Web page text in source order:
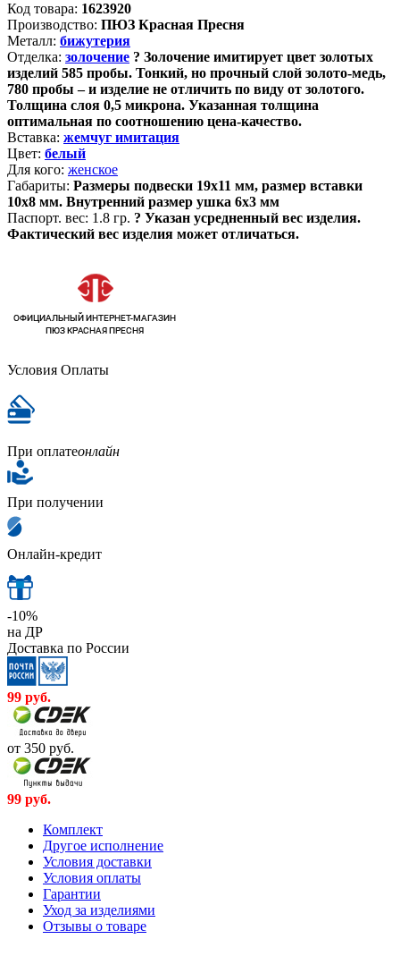
Код товара: 1623920
Производство: ПЮЗ Красная Пресня
Металл: бижутерия
Отделка: золочение ? Золочение имитирует цвет золотых
изделий 585 пробы. Тонкий, но прочный слой золото-медь,
780 пробы – и изделие не отличить по виду от золотого.
Толщина слоя 0,5 микрона. Указанная толщина
оптимальная по соотношению цена-качество.
Вставка: жемчуг имитация
Цвет: белый
Для кого: женское
Габариты: Размеры подвески 19х11 мм, размер вставки
10х8 мм. Внутренний размер ушка 6х3 мм
Паспорт. вес: 1.8 гр. ? Указан усредненный вес изделия.
Фактический вес изделия может отличаться.
Условия Оплаты
При оплатеонлайн
При получении
Онлайн-кредит
-10%
на ДР
Доставка по России
99 руб.
от 350 руб.
99 руб.
Комплект
Другое исполнение
Условия доставки
Условия оплаты
Гарантии
Уход за изделиями
Отзывы о товаре